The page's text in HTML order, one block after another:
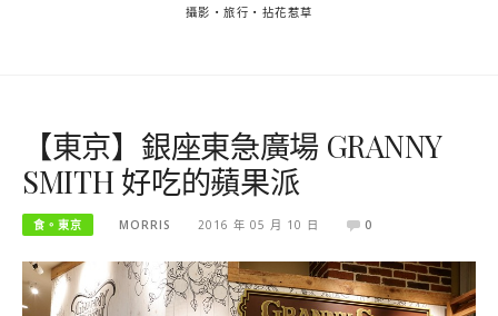
攝影‧旅行‧拈花惹草
【東京】銀座東急廣場 GRANNY
SMITH 好吃的蘋果派
食。東京 MORRIS 2016 年 05 月 10 日 0